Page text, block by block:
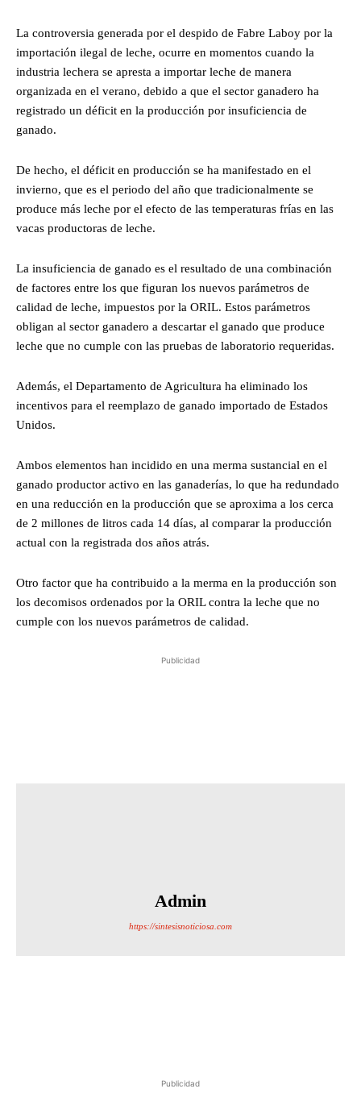
La controversia generada por el despido de Fabre Laboy por la
importación ilegal de leche, ocurre en momentos cuando la
industria lechera se apresta a importar leche de manera
organizada en el verano, debido a que el sector ganadero ha
registrado un déficit en la producción por insuficiencia de
ganado.
De hecho, el déficit en producción se ha manifestado en el
invierno, que es el periodo del año que tradicionalmente se
produce más leche por el efecto de las temperaturas frías en las
vacas productoras de leche.
La insuficiencia de ganado es el resultado de una combinación
de factores entre los que figuran los nuevos parámetros de
calidad de leche, impuestos por la ORIL. Estos parámetros
obligan al sector ganadero a descartar el ganado que produce
leche que no cumple con las pruebas de laboratorio requeridas.
Además, el Departamento de Agricultura ha eliminado los
incentivos para el reemplazo de ganado importado de Estados
Unidos.
Ambos elementos han incidido en una merma sustancial en el
ganado productor activo en las ganaderías, lo que ha redundado
en una reducción en la producción que se aproxima a los cerca
de 2 millones de litros cada 14 días, al comparar la producción
actual con la registrada dos años atrás.
Otro factor que ha contribuido a la merma en la producción son
los decomisos ordenados por la ORIL contra la leche que no
cumple con los nuevos parámetros de calidad.
Publicidad
Admin
https://sintesisnoticiosa.com
Publicidad